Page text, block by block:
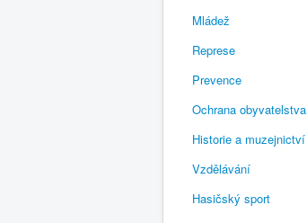
Mládež
Represe
Prevence
Ochrana obyvatelstva
Historie a muzejnictví
Vzdělávání
Hasičský sport